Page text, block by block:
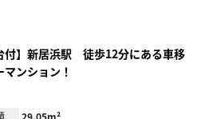
付】新居浜駅 徒歩12分にある車移
ンション！